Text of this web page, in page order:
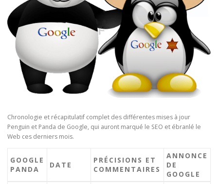
Chronologie et récapitulatif complet des différentes mises à jour
Penguin et Panda de Google, qui auront marqué le SEO et ébranlé le
Web ces derniers mois.
GOOGLE
PANDA
DATE
PRÉCISIONS ET
COMMENTAIRES
ANNONCE
DE
GOOGLE